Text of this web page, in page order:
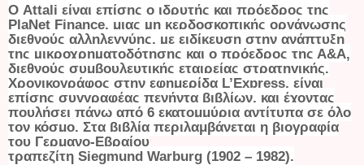
Ο Attali είναι επίσης ο ιδρυτής και πρόεδρος της
PlaNet Finance, μιας µη κερδοσκοπικής οργάνωσης
διεθνούς αλληλεγγύης, µε ειδίκευση στην ανάπτυξη
της µικροχρηµατοδότησης και ο πρόεδρος της Α&Α,
διεθνούς συμβουλευτικής εταιρείας στρατηγικής.
Χρονικογράφος στην εφημερίδα L’Express, είναι
επίσης συγγραφέας πενήντα βιβλίων, και έχοντας
πουλήσει πάνω από 6 εκατομμύρια αντίτυπα σε όλο
τον κόσμο. Στα βιβλία περιλαμβάνεται η βιογραφία
του Γερμανο-Εβραίου
τραπεζίτη Siegmund Warburg (1902 – 1982).